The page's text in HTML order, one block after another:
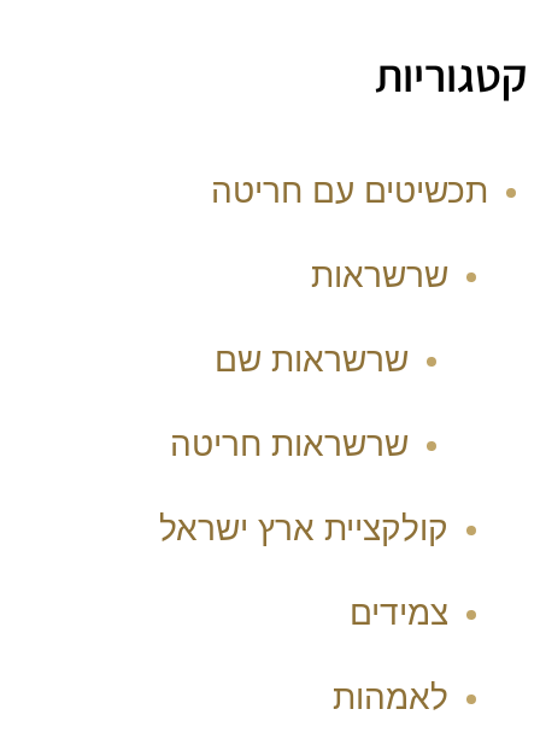
קטגוריות
תכשיטים עם חריטה
שרשראות
שרשראות שם
שרשראות חריטה
קולקציית ארץ ישראל
צמידים
לאמהות